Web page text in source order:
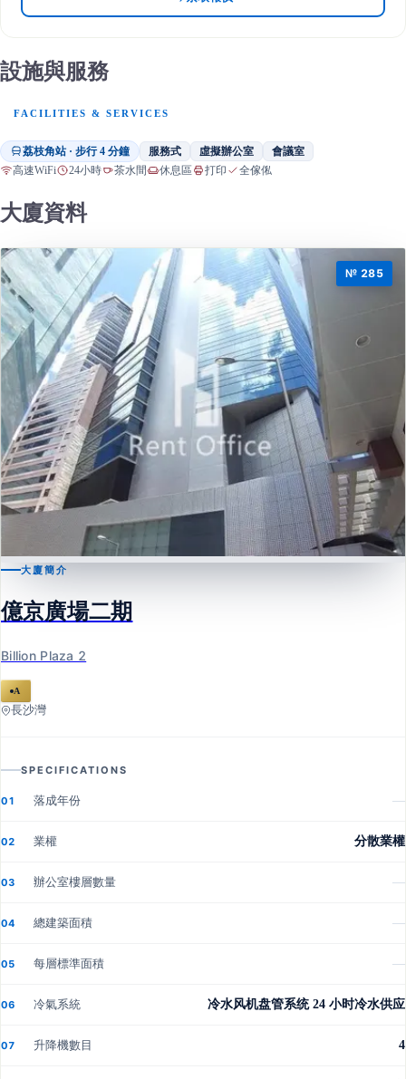
設施與服務
FACILITIES & SERVICES
荔枝角站 · 步行 4 分鐘 服務式 虛擬辦公室 會議室
高速WiFi 24小時 茶水間 休息區 打印 全傢俬
大廈資料
№ 285
億京廣場二期
Billion Plaza 2
大廈簡介
億京廣場二期
Billion Plaza 2
A
長沙灣
SPECIFICATIONS
01 落成年份 —
02 業權 分散業權
03 辦公室樓層數量 —
04 總建築面積 —
05 每層標準面積 —
06 冷氣系統 冷水风机盘管系统 24 小时冷水供应
07 升降機數目 4